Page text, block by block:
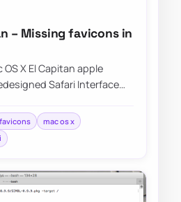
– Missing favicons in
X El Capitan apple
Safari Interface
favicons
mac os x